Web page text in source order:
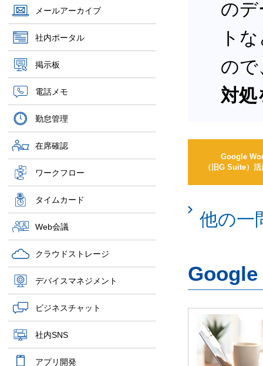
メールアーカイブ
社内ポータル
掲示板
電話メモ
勤怠管理
在席確認
ワークフロー
タイムカード
Web会議
クラウドストレージ
デバイスマネジメント
ビジネスチャット
社内SNS
アプリ開発
の
ト
ので
対処
Google
（旧G Suite）
他の一
Google